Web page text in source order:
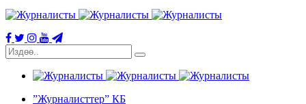
”Журналисттер” КБ